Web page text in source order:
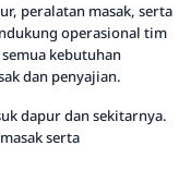
peralatan masak, serta
operasional tim
kebutuhan
dan penyajian.
dapur dan sekitarnya.
serta